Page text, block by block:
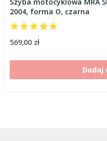
2004, forma O, czarna
569,00 zł
Dodaj